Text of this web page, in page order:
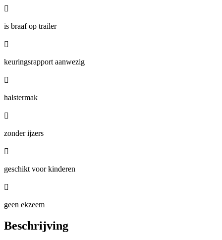

is braaf op trailer

keuringsrapport aanwezig

halstermak

zonder ijzers

geschikt voor kinderen

geen ekzeem
Beschrijving